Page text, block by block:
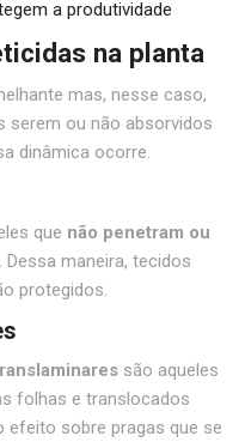
a produtividade
na planta
mas, nesse caso,
serem ou não absorvidos
dinâmica ocorre.
que não penetram ou
Dessa maneira, tecidos
protegidos.
são aqueles
folhas e translocados
efeito sobre pragas que se